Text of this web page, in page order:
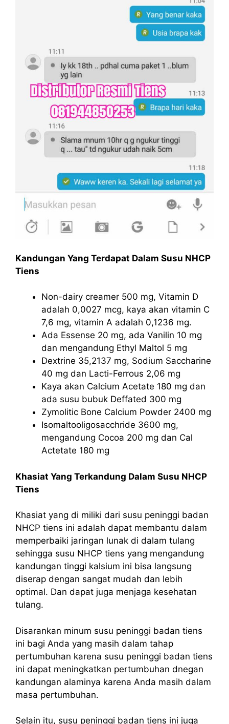
Kandungan Yang Terdapat Dalam Susu NHCP
Tiens
Non-dairy creamer 500 mg, Vitamin D
adalah 0,0027 mcg, kaya akan vitamin C
7,6 mg, vitamin A adalah 0,1236 mg.
Ada Essense 20 mg, ada Vanilin 10 mg
dan mengandung Ethyl Maltol 5 mg
Dextrine 35,2137 mg, Sodium Saccharine
40 mg dan Lacti-Ferrous 2,06 mg
Kaya akan Calcium Acetate 180 mg dan
ada susu bubuk Deffated 300 mg
Zymolitic Bone Calcium Powder 2400 mg
Isomaltooligosacchride 3600 mg,
mengandung Cocoa 200 mg dan Cal
Actetate 180 mg
Khasiat Yang Terkandung Dalam Susu NHCP
Tiens
Khasiat yang di miliki dari susu peninggi badan
NHCP tiens ini adalah dapat membantu dalam
memperbaiki jaringan lunak di dalam tulang
sehingga susu NHCP tiens yang mengandung
kandungan tinggi kalsium ini bisa langsung
diserap dengan sangat mudah dan lebih
optimal. Dan dapat juga menjaga kesehatan
tulang.
Disarankan minum susu peninggi badan tiens
ini bagi Anda yang masih dalam tahap
pertumbuhan karena susu peninggi badan tiens
ini dapat meningkatkan pertumbuhan dnegan
kandungan alaminya karena Anda masih dalam
masa pertumbuhan.
Selain itu, susu peninggi badan tiens ini juga